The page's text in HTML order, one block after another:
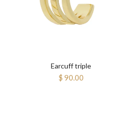
Earcuff triple
$ 90.00